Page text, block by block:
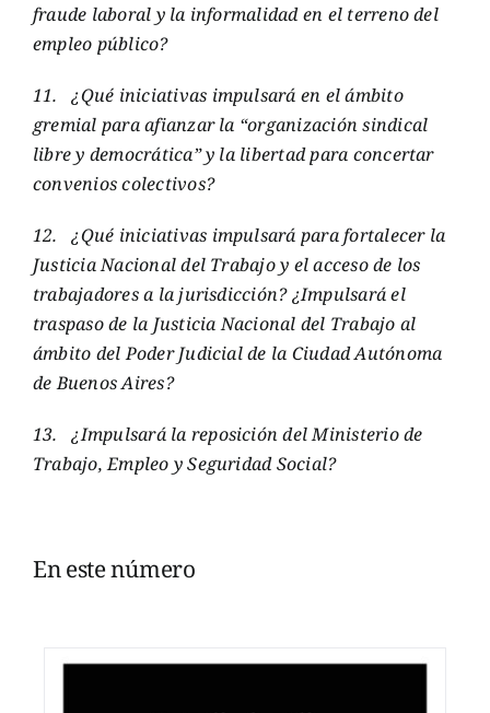
fraude laboral y la informalidad en el terreno del
empleo público?
11.¿Qué iniciativas impulsará en el ámbito
gremial para afianzar la “organización sindical
libre y democrática” y la libertad para concertar
convenios colectivos?
12.¿Qué iniciativas impulsará para fortalecer la
Justicia Nacional del Trabajo y el acceso de los
trabajadores a la jurisdicción? ¿Impulsará el
traspaso de la Justicia Nacional del Trabajo al
ámbito del Poder Judicial de la Ciudad Autónoma
de Buenos Aires?
13.¿Impulsará la reposición del Ministerio de
Trabajo, Empleo y Seguridad Social?
En este número